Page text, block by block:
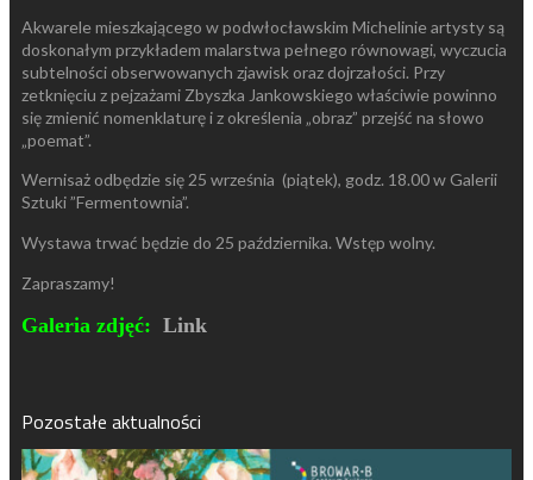
Akwarele mieszkającego w podwłocławskim Michelinie artysty są
doskonałym przykładem malarstwa pełnego równowagi, wyczucia
subtelności obserwowanych zjawisk oraz dojrzałości. Przy
zetknięciu z pejzażami Zbyszka Jankowskiego właściwie powinno
się zmienić nomenklaturę i z określenia „obraz” przejść na słowo
„poemat”.
Wernisaż odbędzie się 25 września (piątek), godz. 18.00 w Galerii
Sztuki ”Fermentownia”.
Wystawa trwać będzie do 25 października. Wstęp wolny.
Zapraszamy!
Galeria zdjęć: Link
Pozostałe aktualności